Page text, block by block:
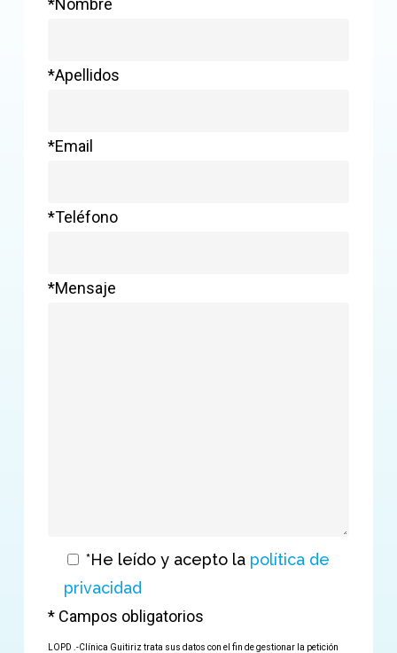
*Nombre
*Apellidos
*Email
*Teléfono
*Mensaje
*He leído y acepto la política de
privacidad
* Campos obligatorios
LOPD .-Clínica Guitiriz trata sus datos con el fin de gestionar la petición